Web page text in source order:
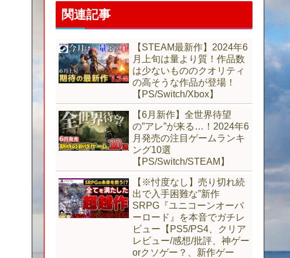
関連記事
【STEAM最新作】2024年6
月上旬は量より質！作品数
は少ないもののクオリティ
の高そうな作品が登場！
【PS/Switch/Xbox】
【6月新作】全世界待望
の”アレ”が来る…！2024年6
月発売の注目ゲームランキ
ング10選
【PS/Switch/STEAM】
【※忖度なし】売り切れ続
出で入手困難な”新作
SRPG『ユニコーンオーバ
ーロード』を本音でガチレ
ビュー【PS5/PS4、クリア
レビュー/感想/批評、神ゲー
orクソゲー？、新作ゲー